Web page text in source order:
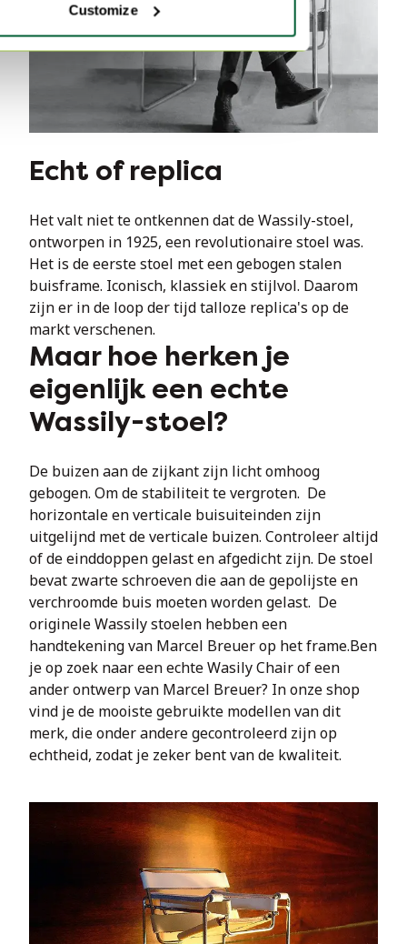
Customize
Echt of replica
Het valt niet te ontkennen dat de Wassily-stoel,
ontworpen in 1925, een revolutionaire stoel was.
Het is de eerste stoel met een gebogen stalen
buisframe. Iconisch, klassiek en stijlvol. Daarom
zijn er in de loop der tijd talloze replica's op de
markt verschenen.
Maar hoe herken je
eigenlijk een echte
Wassily-stoel?
De buizen aan de zijkant zijn licht omhoog
gebogen. Om de stabiliteit te vergroten.  De
horizontale en verticale buisuiteinden zijn
uitgelijnd met de verticale buizen. Controleer altijd
of de einddoppen gelast en afgedicht zijn. De stoel
bevat zwarte schroeven die aan de gepolijste en
verchroomde buis moeten worden gelast.  De
originele Wassily stoelen hebben een
handtekening van Marcel Breuer op het frame.Ben
je op zoek naar een echte Wasily Chair of een
ander ontwerp van Marcel Breuer? In onze shop
vind je de mooiste gebruikte modellen van dit
merk, die onder andere gecontroleerd zijn op
echtheid, zodat je zeker bent van de kwaliteit.